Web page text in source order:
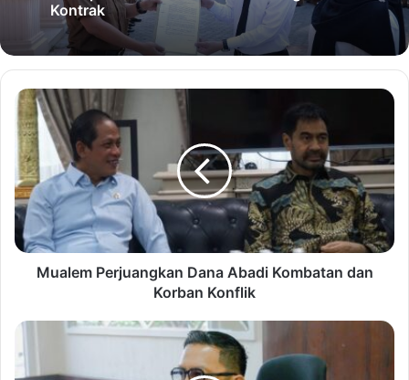
Kontrak
Mualem Perjuangkan Dana Abadi Kombatan dan
Korban Konflik